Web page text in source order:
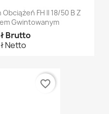
FH II 18/50 B Z
Gwintowanym
Brutto
Netto
favorite_border